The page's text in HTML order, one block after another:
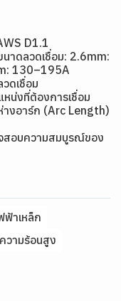
D1.1
าดลวดเชื่อม: 2.6mm:
130–195A
ดเชื่อม
น่งที่ต้องการเชื่อม
างอาร์ก (Arc Length)
สอบความสมบูรณ์ของ
ฟ้าเหล็ก
วามร้อนสูง